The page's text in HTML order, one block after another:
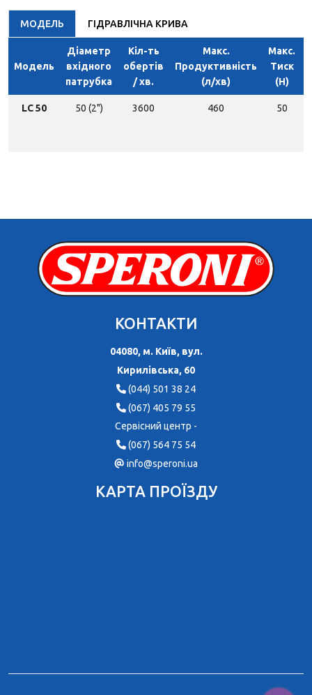
МОДЕЛЬ ГІДРАВЛІЧНА КРИВА
Модель
Діаметр
вхідного
патрубка
Кіл-ть
обертів
/ хв.
Макс.
Продуктивність
(л/хв)
Макс.
Тиск
(H)
LC 50 50 (2") 3600 460 50
КОНТАКТИ
04080, м. Київ, вул.
Кирилівська, 60
(044) 501 38 24
(067) 405 79 55
Сервісний центр -
(067) 564 75 54
info@speroni.ua
КАРТА ПРОЇЗДУ